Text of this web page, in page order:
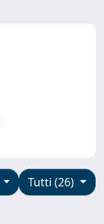
Tutti (26)